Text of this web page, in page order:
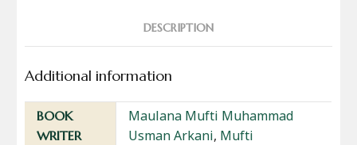
DESCRIPTION
Additional information
BOOK
WRITER
Maulana Mufti Muhammad
Usman Arkani, Mufti